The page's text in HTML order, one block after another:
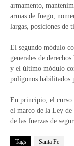
armamento,
armas de fuego,
largas, posiciones de
El segundo módulo
generales de
y el último módulo
polígonos habilitados
En principio, el curso
el marco de la Ley de
de las fuerzas de
Tags Santa Fe